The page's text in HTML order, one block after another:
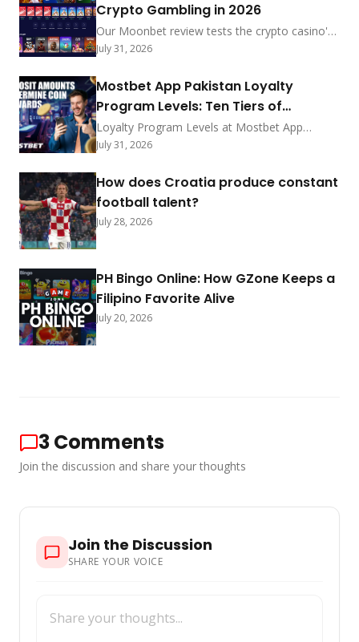
Crypto Gambling in 2026
Our Moonbet review tests the crypto casino's
sub-5-min payouts, no-KYC-under-$2,000
ranks among 2026's best.
July 31, 2026
Mostbet App Pakistan Loyalty
Program Levels: Ten Tiers of
Exclusive Privileges
Loyalty Program Levels at Mostbet App
Pakistan feature ten tiers with coin exchange
bonuses, status rewards, promo shop prizes,
redemption steps, and progress tracking for
2026.
July 31, 2026
How does Croatia produce constant
football talent?
July 28, 2026
PH Bingo Online: How GZone Keeps a
Filipino Favorite Alive
July 20, 2026
3Comments
Join the discussion and share your thoughts
Join the Discussion
SHARE YOUR VOICE